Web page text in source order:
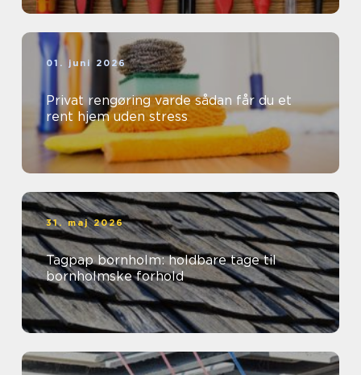
01. juni 2026
Privat rengøring varde sådan får du et
rent hjem uden stress
31. maj 2026
Tagpap bornholm: holdbare tage til
bornholmske forhold